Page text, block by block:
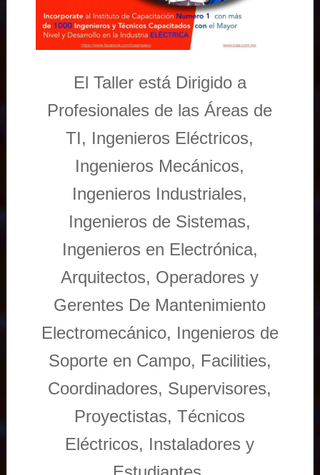
El Taller está Dirigido a
Profesionales de las Áreas de
TI, Ingenieros Eléctricos,
Ingenieros Mecánicos,
Ingenieros Industriales,
Ingenieros de Sistemas,
Ingenieros en Electrónica,
Arquitectos, Operadores y
Gerentes De Mantenimiento
Electromecánico, Ingenieros de
Soporte en Campo, Facilities,
Coordinadores, Supervisores,
Proyectistas, Técnicos
Eléctricos, Instaladores y